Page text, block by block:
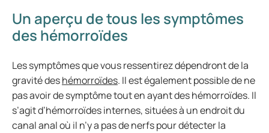
Un aperçu de tous les symptômes
des hémorroïdes
Les symptômes que vous ressentirez dépendront de la
gravité deshémorroïdes. Il est également possible de ne
pas avoir de symptôme tout en ayant des hémorroïdes. Il
s’agit d’hémorroïdes internes, situées à un endroit du
canal anal où il n’y a pas de nerfs pour détecter la